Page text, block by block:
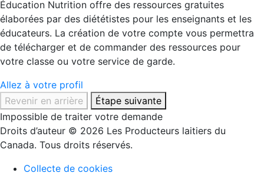
Éducation Nutrition offre des ressources gratuites
élaborées par des diététistes pour les enseignants et les
éducateurs. La création de votre compte vous permettra
de télécharger et de commander des ressources pour
votre classe ou votre service de garde.
Allez à votre profil
Revenir en arrière
Étape suivante
Impossible de traiter votre demande
Droits d’auteur © 2026 Les Producteurs laitiers du
Canada. Tous droits réservés.
Collecte de cookies